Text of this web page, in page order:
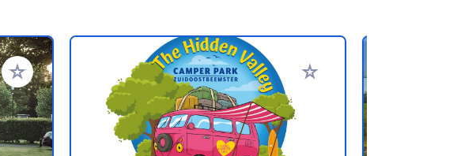
Aggiungi ai tuoi preferiti Aggiungi ai tuoi preferiti